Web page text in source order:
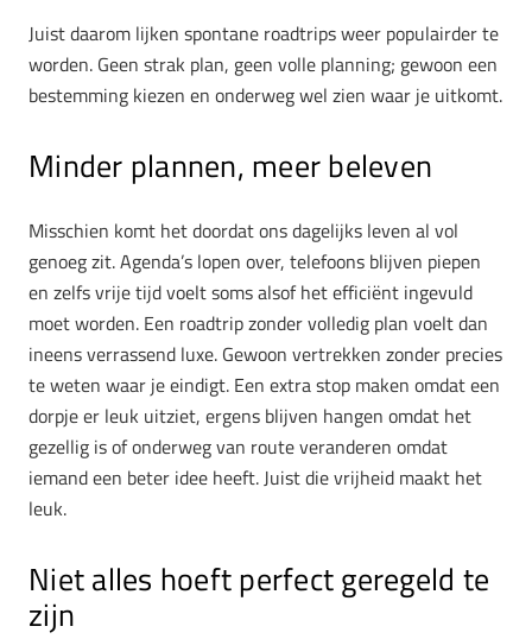
Juist daarom lijken spontane roadtrips weer populairder te
worden. Geen strak plan, geen volle planning; gewoon een
bestemming kiezen en onderweg wel zien waar je uitkomt.
Minder plannen, meer beleven
Misschien komt het doordat ons dagelijks leven al vol
genoeg zit. Agenda’s lopen over, telefoons blijven piepen
en zelfs vrije tijd voelt soms alsof het efficiënt ingevuld
moet worden. Een roadtrip zonder volledig plan voelt dan
ineens verrassend luxe. Gewoon vertrekken zonder precies
te weten waar je eindigt. Een extra stop maken omdat een
dorpje er leuk uitziet, ergens blijven hangen omdat het
gezellig is of onderweg van route veranderen omdat
iemand een beter idee heeft. Juist die vrijheid maakt het
leuk.
Niet alles hoeft perfect geregeld te
zijn